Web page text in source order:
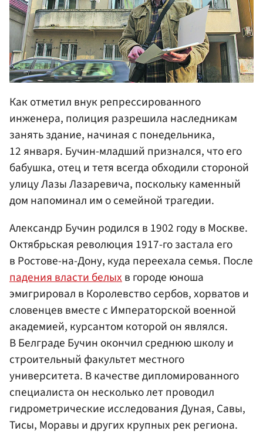
Как отметил внук репрессированного
инженера, полиция разрешила наследникам
занять здание, начиная с понедельника,
12 января. Бучин-младший признался, что его
бабушка, отец и тетя всегда обходили стороной
улицу Лазы Лазаревича, поскольку каменный
дом напоминал им о семейной трагедии.
Александр Бучин родился в 1902 году в Москве.
Октябрьская революция 1917-го застала его
в Ростове-на-Дону, куда переехала семья. После
падения власти белыхв городе юноша
эмигрировал в Королевство сербов, хорватов и
словенцев вместе с Императорской военной
академией, курсантом которой он являлся.
В Белграде Бучин окончил среднюю школу и
строительный факультет местного
университета. В качестве дипломированного
специалиста он несколько лет проводил
гидрометрические исследования Дуная, Савы,
Тисы, Моравы и других крупных рек региона.